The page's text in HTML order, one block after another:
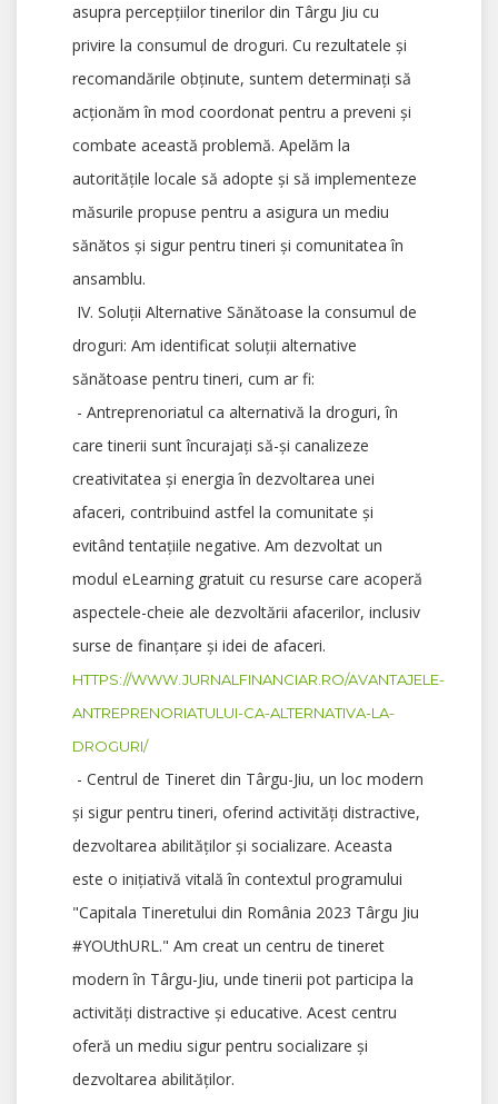
asupra percepțiilor tinerilor din Târgu Jiu cu
privire la consumul de droguri. Cu rezultatele și
recomandările obținute, suntem determinați să
acționăm în mod coordonat pentru a preveni și
combate această problemă. Apelăm la
autoritățile locale să adopte și să implementeze
măsurile propuse pentru a asigura un mediu
sănătos și sigur pentru tineri și comunitatea în
ansamblu.
IV. Soluții Alternative Sănătoase la consumul de
droguri: Am identificat soluții alternative
sănătoase pentru tineri, cum ar fi:
- Antreprenoriatul ca alternativă la droguri, în
care tinerii sunt încurajați să-și canalizeze
creativitatea și energia în dezvoltarea unei
afaceri, contribuind astfel la comunitate și
evitând tentațiile negative. Am dezvoltat un
modul eLearning gratuit cu resurse care acoperă
aspectele-cheie ale dezvoltării afacerilor, inclusiv
surse de finanțare și idei de afaceri.
HTTPS://WWW.JURNALFINANCIAR.RO/AVANTAJELE-
ANTREPRENORIATULUI-CA-ALTERNATIVA-LA-
DROGURI/
- Centrul de Tineret din Târgu-Jiu, un loc modern
și sigur pentru tineri, oferind activități distractive,
dezvoltarea abilităților și socializare. Aceasta
este o inițiativă vitală în contextul programului
"Capitala Tineretului din România 2023 Târgu Jiu
#YOUthURL." Am creat un centru de tineret
modern în Târgu-Jiu, unde tinerii pot participa la
activități distractive și educative. Acest centru
oferă un mediu sigur pentru socializare și
dezvoltarea abilităților.